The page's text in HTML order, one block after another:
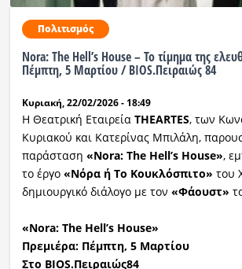
Πολιτισμός
Nora: The Hell’s House – Το τίμημα της
Πέμπτη, 5 Μαρτίου / BIOS.Πειραιώς 84
Κυριακή, 22/02/2026 - 18:49
Η Θεατρική Εταιρεία THEARTES, των
Κυριακού και Κατερίνας Μπιλάλη,
παράσταση «Nora: The Hell’s House»,
το έργο «Νόρα ή Το Κουκλόσπιτο» του
δημιουργικό διάλογο με τον «Φάουστ»
«Nora: The Hell’s House»
Πρεμιέρα: Πέμπτη, 5 Μαρτίου
Στο BIOS.Πειραιώς84